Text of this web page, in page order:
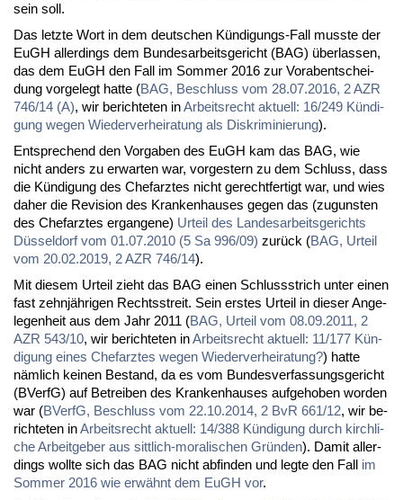
sein soll.
Das letz­te Wort in dem deut­schen Kün­di­gungs-Fall muss­te der
EuGH al­ler­dings dem Bun­des­ar­beits­ge­richt (BAG) über­las­sen,
das dem EuGH den Fall im Som­mer 2016 zur Vor­ab­ent­schei­
dung vor­ge­legt hat­te (BAG, Be­schluss vom 28.07.2016, 2 AZR
746/14 (A), wir be­rich­te­ten inAr­beits­recht ak­tu­ell: 16/249 Kün­di­
gung we­gen Wie­der­ver­hei­ra­tung als Dis­kri­mi­nie­rung).
Ent­spre­chend den Vor­ga­ben des EuGH kam das BAG, wie
nicht an­ders zu er­war­ten war, vor­ges­tern zu dem Schluss, dass
die Kün­di­gung des Chef­arz­tes nicht ge­recht­fer­tigt war, und wies
da­her die Re­vi­si­on des Kran­ken­hau­ses ge­gen das (zu­guns­ten
des Chef­arz­tes er­gan­ge­ne) Ur­teil des Lan­des­ar­beits­ge­richts
Düs­sel­dorf vom 01.07.2010 (5 Sa 996/09) zu­rück (BAG, Ur­teil
vom 20.02.2019, 2 AZR 746/14).
Mit die­sem Ur­teil zieht das BAG ei­nen Schluss­strich un­ter ei­nen
fast zehn­jäh­ri­gen Rechts­streit. Sein ers­tes Ur­teil in die­ser An­ge­
le­gen­heit aus dem Jahr 2011 (BAG, Ur­teil vom 08.09.2011, 2
AZR 543/10, wir be­rich­te­ten inAr­beits­recht ak­tu­ell: 11/177 Kün­
di­gung ei­nes Chef­arz­tes we­gen Wie­der­ver­hei­ra­tung?) hat­te
näm­lich kei­nen Be­stand, da es vom Bun­des­ver­fas­sungs­ge­richt
(BVerfG) auf Be­trei­ben des Kran­ken­hau­ses auf­ge­ho­ben wor­den
war (BVerfG, Be­schluss vom 22.10.2014, 2 BvR 661/12, wir be­
rich­te­ten inAr­beits­recht ak­tu­ell: 14/388 Kün­di­gung durch kirch­li­
che Ar­beit­ge­ber aus sitt­lich-mo­ra­li­schen Grün­den). Da­mit al­ler­
dings woll­te sich das BAG nicht ab­fin­den und leg­te den Fall im
Som­mer 2016 wie er­wähnt dem EuGH vor.